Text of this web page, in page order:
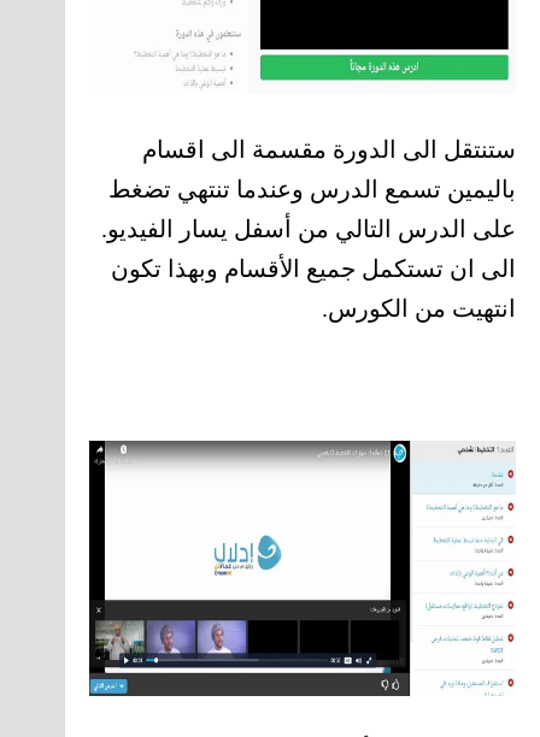
ستنتقل الى الدورة مقسمة الى اقسام
باليمين تسمع الدرس وعندما تنتهي تضغط
على الدرس التالي من أسفل يسار الفيديو.
الى ان تستكمل جميع الأقسام وبهذا تكون
انتهيت من الكورس.